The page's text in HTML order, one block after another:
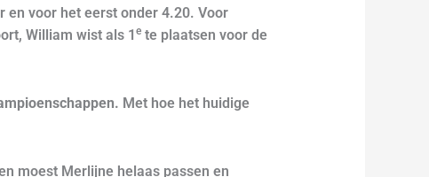
voor het eerst onder 4.20. Voor
William wist als 1 ete plaatsen voor de
Met hoe het huidige
moest Merlijne helaas passen en